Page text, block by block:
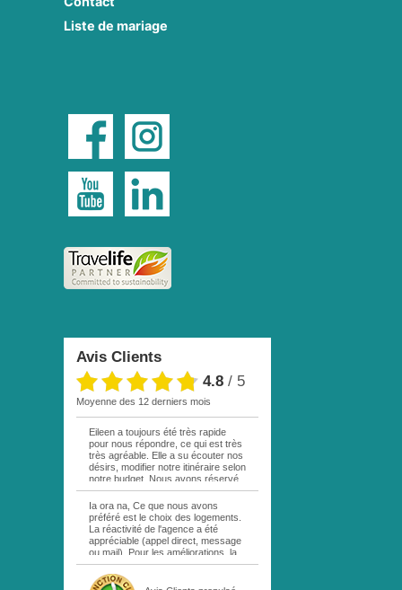
Liste de mariage
Avis Clients
4.8 / 5
moyenne des 12 derniers mois
Eileen a toujours été très rapide
pour nous répondre, ce qui est très
très agréable. Elle a su écouter nos
désirs, modifier notre itinéraire selon
notre budget. Nous avons réservé
par mail une excursion sur votre
site. La personne responsable étant
en vacances, personne ne nous a
répondu. Au bout d une semaine,
remail de ma part, cette fois à Eileen
. Réponse rapide comme quoi cette
!!! Nous n avons pas pu bénéficier
du siège demandé dans l avion,
Ia ora na, Ce que nous avons
préféré est le choix des logements.
La réactivité de l'agence a été
appréciable (appel direct, message
ou mail). Pour les améliorations, la
location de la voiture sur MOOREA
aurait été plus pratique en passant
directement par le service de